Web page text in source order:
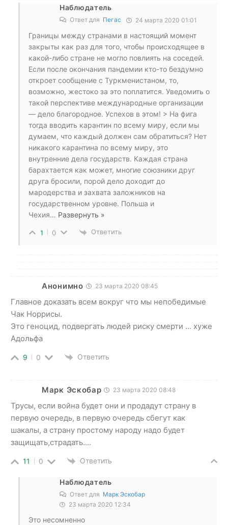
Наблюдатель
Ответ для Пегас 24 марта 2020 01:01
Границы между странами в настоящий момент
закрыты как раз для того, чтобы происходящее в
какой-либо стране не могло повлиять на соседей.
Если после окончания пандемии кто-то бездумно
откроет сообщение с Туркменистаном, то,
возможно, жестоко за это поплатится. Уведомить о
такой перспективе международные организации
— дело благородное. Успехов в этом! > На фига
тогда вводить карантин по всему миру, если мы
думаем, что каждый должен сам обратиться? Нет
никакого карантина по всему миру, это
внутренние дела государств. Каждая страна
барахтается как может, многие союзники друг
друга бросили, порой дело доходит до
мародерства и захвата заложников на
государственном уровне. Польша и
Чехия… Развернуть »
1 0 Ответить
Анонимно 23 марта 2020 08:45
Главное доказать всем вокруг что мы непобедимые
Чак Норрисы.
Это геноцид, подвергать людей риску смерти … хуже
Адольфа
9 0 Ответить
Марк Эскобар 23 марта 2020 08:48
Трусы, если война будет они и продадут страну в
первую очередь, в первую очередь сбегут как
шакалы, а страну простому народу надо будет
защищать,страдать….
11 0 Ответить
Наблюдатель
Ответ для Марк Эскобар
23 марта 2020 12:34
Это несомненно